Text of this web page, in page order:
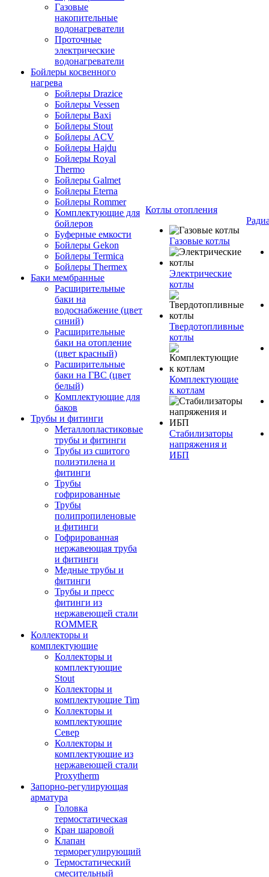
Газовые
накопительные
водонагреватели
Проточные
электрические
водонагреватели
Бойлеры косвенного
нагрева
Бойлеры Drazice
Бойлеры Vessen
Бойлеры Baxi
Бойлеры Stout
Бойлеры ACV
Бойлеры Hajdu
Бойлеры Royal
Thermo
Бойлеры Galmet
Бойлеры Eterna
Бойлеры Rommer
Комплектующие для
бойлеров
Буферные емкости
Бойлеры Gekon
Бойлеры Termica
Бойлеры Thermex
Баки мембранные
Расширительные
баки на
водоснабжение (цвет
синий)
Расширительные
баки на отопление
(цвет красный)
Расширительные
баки на ГВС (цвет
белый)
Комплектующие для
баков
Трубы и фитинги
Металлопластиковые
трубы и фитинги
Трубы из сшитого
полиэтилена и
фитинги
Трубы
гофрированные
Трубы
полипропиленовые
и фитинги
Гофрированная
нержавеющая труба
и фитинги
Медные трубы и
фитинги
Трубы и пресс
фитинги из
нержавеющей стали
ROMMER
Коллекторы и
комплектующие
Коллекторы и
комплектующие
Stout
Коллекторы и
комплектующие Tim
Коллекторы и
комплектующие
Север
Коллекторы и
комплектующие из
нержавеющей стали
Proxytherm
Запорно-регулирующая
арматура
Головка
термостатическая
Кран шаровой
Клапан
терморегулирующий
Термостатический
смесительный
Котлы отопления
Газовые котлы
Электрические
котлы
Твердотопливные
котлы
Комплектующие
к котлам
Стабилизаторы
напряжения и
ИБП